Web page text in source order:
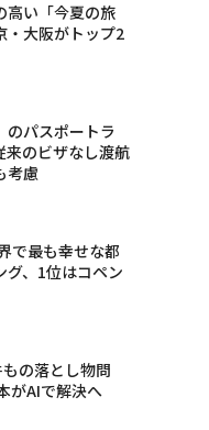
高い「今夏の旅
・大阪がトップ2
のパスポートラ
来のビザなし渡航
考慮
で最も幸せな都
グ、1位はコペン
の落とし物問
がAIで解決へ